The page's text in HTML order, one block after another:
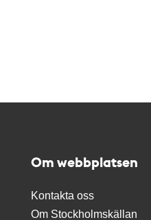
Om webbplatsen
Kontakta oss
Om Stockholmskällan